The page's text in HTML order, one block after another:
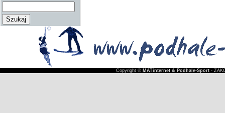
Copyright © MATinternet & Podhale-Sport-